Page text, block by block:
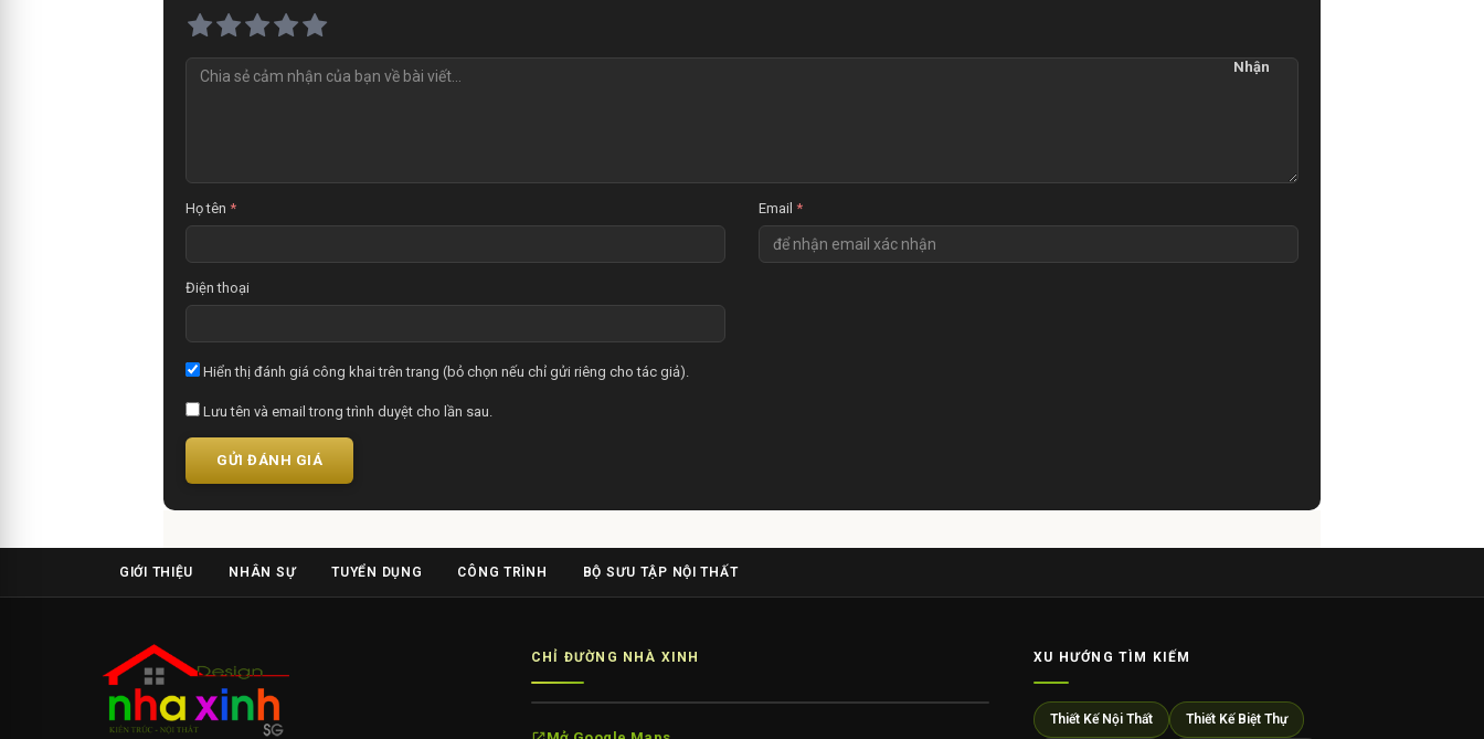
Nhận
Họ tên * Email *
Điện thoại
Hiển thị đánh giá công khai trên trang (bỏ chọn nếu chỉ gửi riêng cho tác giả).
Lưu tên và email trong trình duyệt cho lần sau.
GỬI ĐÁNH GIÁ
GIỚI THIỆU NHÂN SỰ TUYỂN DỤNG CÔNG TRÌNH BỘ SƯU TẬP NỘI THẤT
CHỈ ĐƯỜNG NHÀ XINH XU HƯỚNG TÌM KIẾM
Thiết Kế Nội Thất Thiết Kế Biệt Thự